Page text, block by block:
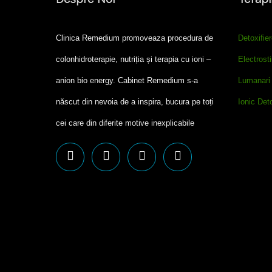
Clinica Remedium promoveaza procedura de
colonhidroterapie, nutriția și terapia cu ioni –
anion bio energy. Cabinet Remedium s-a
născut din nevoia de a inspira, bucura pe toți
cei care din diferite motive inexplicabile
Ionic